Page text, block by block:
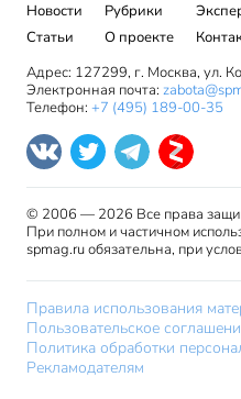
Новости
Статьи
Рубрики
О проекте
Адрес: 127299, г. Москва, ул.
Электронная почта:
Телефон: +7 (495) 189-00-35
© 2006 — 2026 Все права
При полном и частичном
spmag.ru обязательна, при
Правила использования
Пользовательское
Политика обработки
Рекламодателям